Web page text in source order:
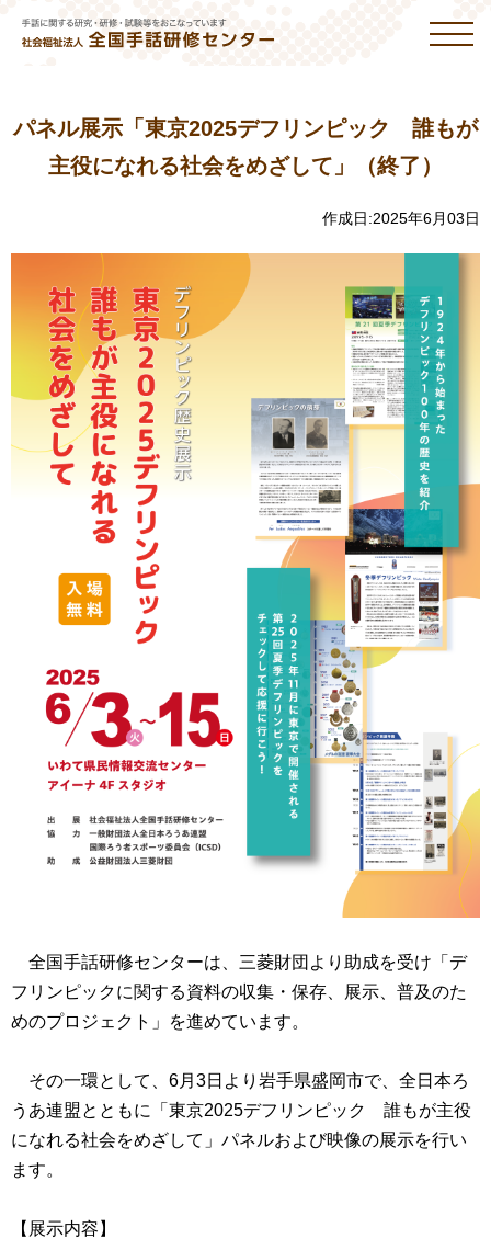
パネル展示「東京2025デフリンピック 誰もが
主役になれる社会をめざして」（終了）
作成日:2025年6月03日
全国手話研修センターは、三菱財団より助成を受け「デ
フリンピックに関する資料の収集・保存、展示、普及のた
めのプロジェクト」を進めています。
その一環として、6月3日より岩手県盛岡市で、全日本ろ
うあ連盟とともに「東京2025デフリンピック 誰もが主役
になれる社会をめざして」パネルおよび映像の展示を行い
ます。
【展示内容】